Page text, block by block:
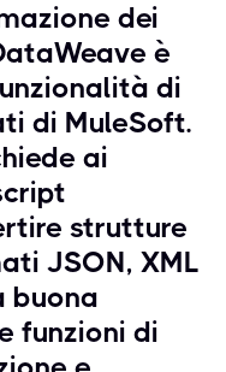
dei
è
di
di MuleSoft.
ai
strutture
JSON, XML
buona
funzioni di